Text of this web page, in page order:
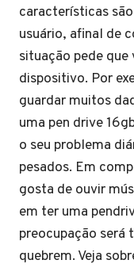
características
usuário, afinal de
situação pede
dispositivo. Por
guardar muitos
uma pen drive
o seu problema
pesados. Em
gosta de ouvir
em ter uma
preocupação será
quebrem. Veja